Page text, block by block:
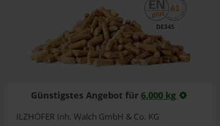
DE345
Günstigstes Angebot für 6.000 kg
ILZHÖFER Inh. Walch GmbH & Co. KG